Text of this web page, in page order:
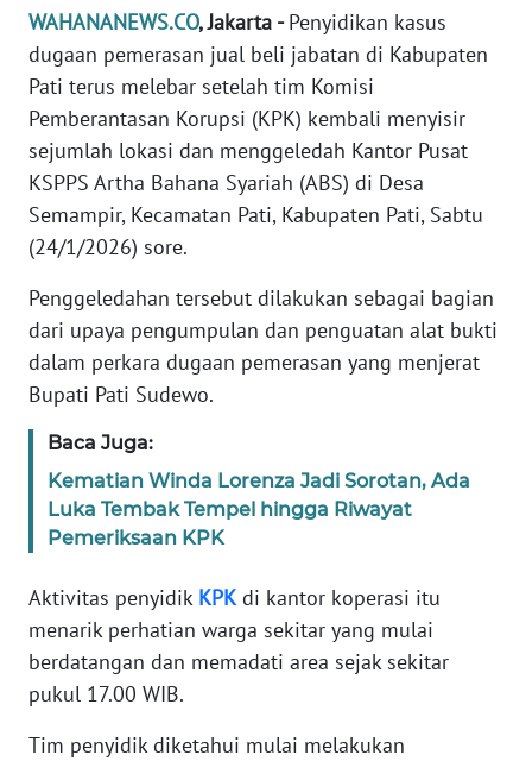
WAHANANEWS.CO, Jakarta -Penyidikan kasus
dugaan pemerasan jual beli jabatan di Kabupaten
Pati terus melebar setelah tim Komisi
Pemberantasan Korupsi (KPK) kembali menyisir
sejumlah lokasi dan menggeledah Kantor Pusat
KSPPS Artha Bahana Syariah (ABS) di Desa
Semampir, Kecamatan Pati, Kabupaten Pati, Sabtu
(24/1/2026) sore.
Penggeledahan tersebut dilakukan sebagai bagian
dari upaya pengumpulan dan penguatan alat bukti
dalam perkara dugaan pemerasan yang menjerat
Bupati Pati Sudewo.
Baca Juga:
Kematian Winda Lorenza Jadi Sorotan, Ada
Luka Tembak Tempel hingga Riwayat
Pemeriksaan KPK
Aktivitas penyidik KPKdi kantor koperasi itu
menarik perhatian warga sekitar yang mulai
berdatangan dan memadati area sejak sekitar
pukul 17.00 WIB.
Tim penyidik diketahui mulai melakukan
EDITORIAL
Informasi
INDEKS
BERITA
KONTAK
KAMI
INFO
IKLAN
TENTANG
PEDOMAN
MEDIA
SIBER
REDAKSI
KARIR